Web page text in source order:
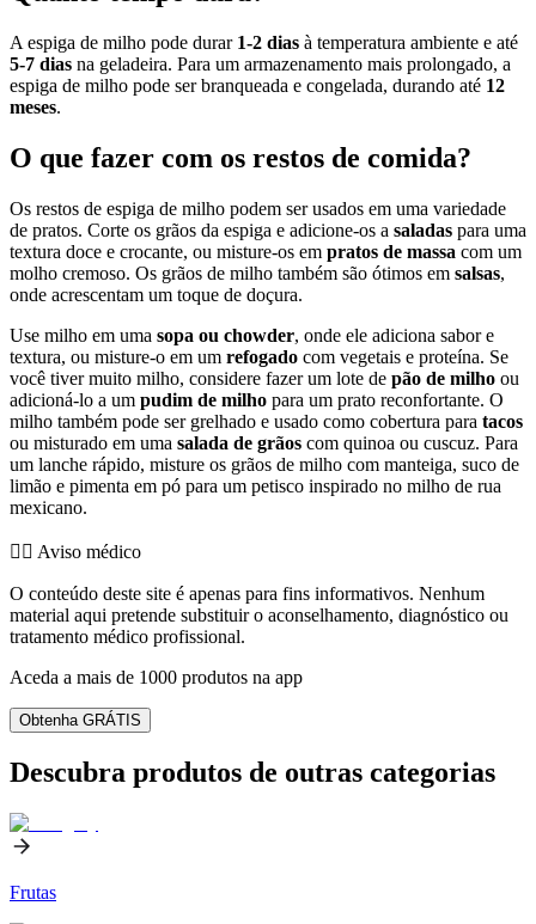
A espiga de milho pode durar 1-2 dias à temperatura ambiente e até
5-7 dias na geladeira. Para um armazenamento mais prolongado, a
espiga de milho pode ser branqueada e congelada, durando até 12
meses.
O que fazer com os restos de comida?
Os restos de espiga de milho podem ser usados em uma variedade
de pratos. Corte os grãos da espiga e adicione-os a saladas para uma
textura doce e crocante, ou misture-os em pratos de massa com um
molho cremoso. Os grãos de milho também são ótimos em salsas,
onde acrescentam um toque de doçura.
Use milho em uma sopa ou chowder, onde ele adiciona sabor e
textura, ou misture-o em um refogado com vegetais e proteína. Se
você tiver muito milho, considere fazer um lote de pão de milho ou
adicioná-lo a um pudim de milho para um prato reconfortante. O
milho também pode ser grelhado e usado como cobertura para tacos
ou misturado em uma salada de grãos com quinoa ou cuscuz. Para
um lanche rápido, misture os grãos de milho com manteiga, suco de
limão e pimenta em pó para um petisco inspirado no milho de rua
mexicano.
👨‍⚕️️ Aviso médico
O conteúdo deste site é apenas para fins informativos. Nenhum
material aqui pretende substituir o aconselhamento, diagnóstico ou
tratamento médico profissional.
Aceda a mais de 1000 produtos na app
Obtenha GRÁTIS
Descubra produtos de outras categorias
Frutas